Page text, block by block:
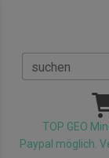
suchen
TOP GEO
Paypal möglich.